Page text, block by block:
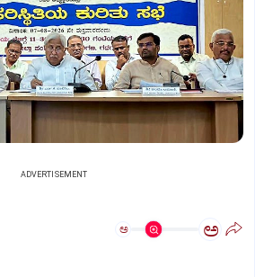
ADVERTISEMENT
ಅ ಅ